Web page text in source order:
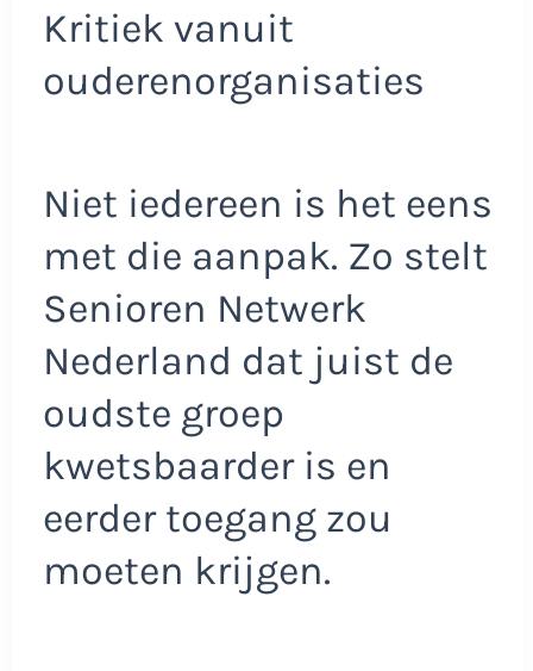
Kritiek vanuit
ouderenorganisaties
Niet iedereen is het eens
met die aanpak. Zo stelt
Senioren Netwerk
Nederland dat juist de
oudste groep
kwetsbaarder is en
eerder toegang zou
moeten krijgen.